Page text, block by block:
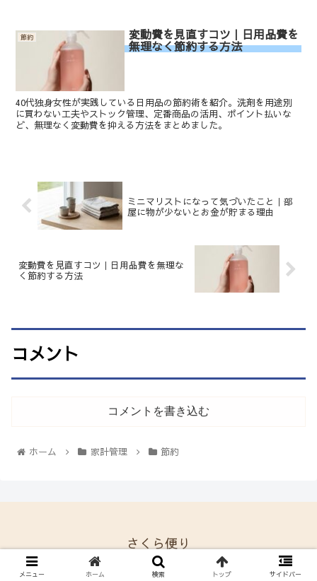
節約 変動費を見直すコツ｜日用品費を
無理なく節約する方法
40代独身女性が実践している日用品の節約術を紹介。洗剤を用途別
に買わない工夫やストック管理、定番商品の活用、ポイント払いな
ど、無理なく変動費を抑える方法をまとめました。
ミニマリストになって気づいたこと｜部
屋に物が少ないとお金が貯まる理由
変動費を見直すコツ｜日用品費を無理な
く節約する方法
コメント
コメントを書き込む
ホーム 家計管理 節約
さくら便り
© 2021 さくら便り.
メニュー ホーム 検索 トップ サイドバー